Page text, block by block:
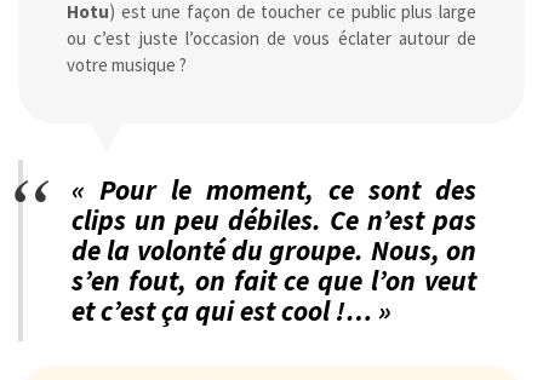
Hotu) est une façon de toucher ce public plus large
ou c’est juste l’occasion de vous éclater autour de
votre musique ?
« Pour le moment, ce sont des
clips un peu débiles. Ce n’est pas
de la volonté du groupe. Nous, on
s’en fout, on fait ce que l’on veut
et c’est ça qui est cool !… »